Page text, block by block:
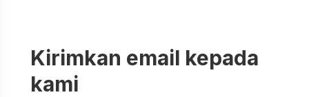
Kirimkan email kepada
kami